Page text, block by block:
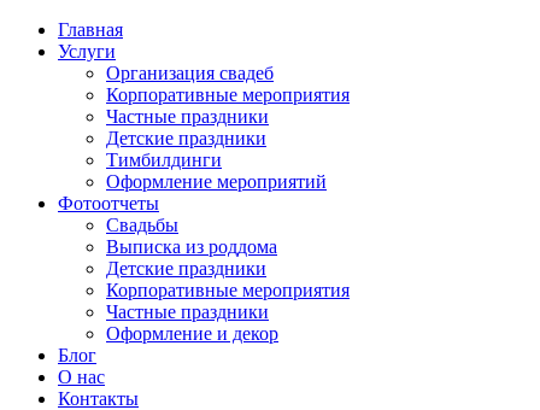
Главная
Услуги
Организация свадеб
Корпоративные мероприятия
Частные праздники
Детские праздники
Тимбилдинги
Оформление мероприятий
Фотоотчеты
Cвадьбы
Выписка из роддома
Детские праздники
Корпоративные мероприятия
Частные праздники
Оформление и декор
Блог
О нас
Контакты